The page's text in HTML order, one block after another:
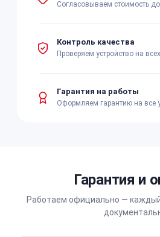
Согласовываем стоимость
Контроль качества
Проверяем устройство на
Гарантия на работы
Оформляем гарантию на все
Гарантия и
Работаем официально —